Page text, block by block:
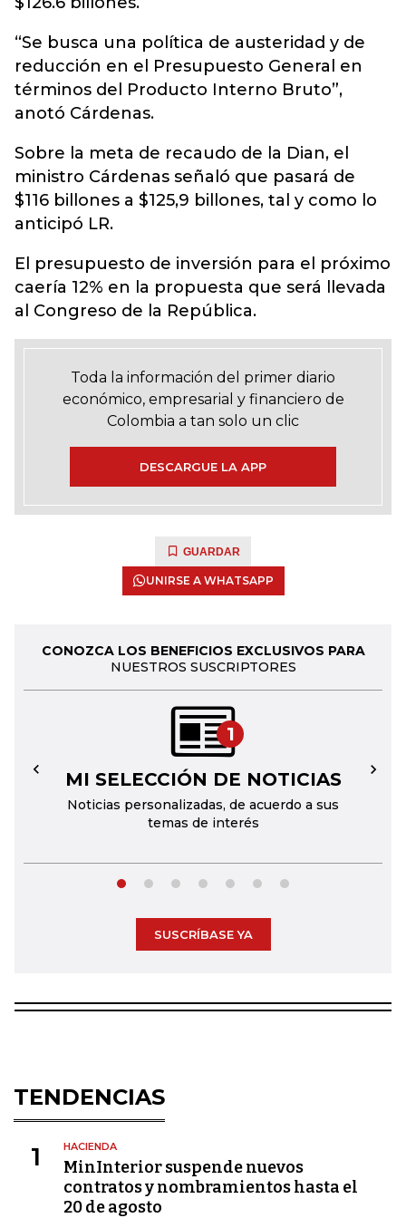
“Se busca una política de austeridad y de
reducción en el Presupuesto General en
términos del Producto Interno Bruto”,
anotó Cárdenas.
Sobre la meta de recaudo de la Dian, el
ministro Cárdenas señaló que pasará de
$116 billones a $125,9 billones, tal y como lo
anticipó LR.
El presupuesto de inversión para el próximo
caería 12% en la propuesta que será llevada
al Congreso de la República.
Toda la información del primer diario
económico, empresarial y financiero de
Colombia a tan solo un clic
DESCARGUE LA APP
GUARDAR
UNIRSE A WHATSAPP
CONOZCA LOS BENEFICIOS EXCLUSIVOS PARA
NUESTROS SUSCRIPTORES
1
MI SELECCIÓN DE NOTICIAS
Noticias personalizadas, de acuerdo a sus
temas de interés
← →
SUSCRÍBASE YA
TENDENCIAS
1 HACIENDA
MinInterior suspende nuevos
contratos y nombramientos hasta el
20 de agosto